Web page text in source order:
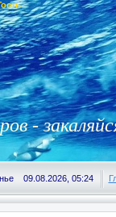
-
09.08.2026, 05:24